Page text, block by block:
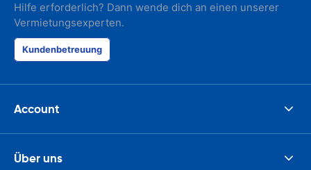
Hilfe erforderlich? Dann wende dich an einen unserer
Vermietungsexperten.
Kundenbetreuung
Account
Über uns